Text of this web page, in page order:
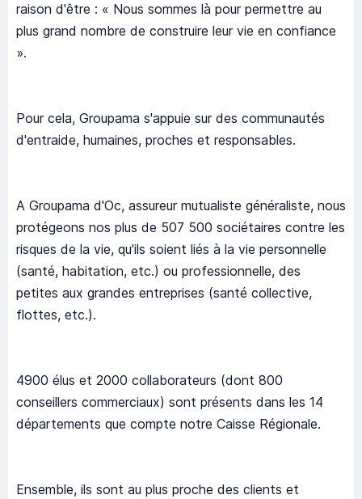
raison d'être : « Nous sommes là pour permettre au
plus grand nombre de construire leur vie en confiance
».
Pour cela, Groupama s'appuie sur des communautés
d'entraide, humaines, proches et responsables.
A Groupama d'Oc, assureur mutualiste généraliste, nous
protégeons nos plus de 507 500 sociétaires contre les
risques de la vie, qu'ils soient liés à la vie personnelle
(santé, habitation, etc.) ou professionnelle, des
petites aux grandes entreprises (santé collective,
flottes, etc.).
4900 élus et 2000 collaborateurs (dont 800
conseillers commerciaux) sont présents dans les 14
départements que compte notre Caisse Régionale.
Ensemble, ils sont au plus proche des clients et